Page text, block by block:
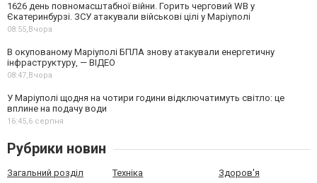
1626 день повномасштабної війни. Горить черговий WB у
Єкатеринбурзі. ЗСУ атакували військові цілі у Маріуполі
08:55, Вчора
В окупованому Маріуполі БПЛА знову атакували енергетичну
інфраструктуру, — ВІДЕО
08:47, Вчора
У Маріуполі щодня на чотири години відключатимуть світло: це
вплине на подачу води
16:45,6 серпня
Рубрики новин
Загальний розділ Техніка Здоров'я